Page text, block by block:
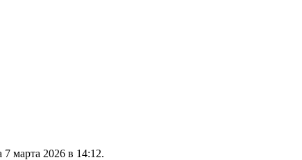
7 марта 2026 в 14:12.